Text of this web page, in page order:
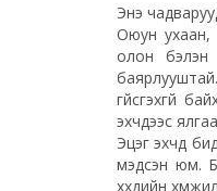
Энэ
Оюун ухаан,
олон бэлэн
үгүйсгэхгүй
эхчүүдээс
Эцэг эхчүүд
мэдсэн юм.
хүүхдийн